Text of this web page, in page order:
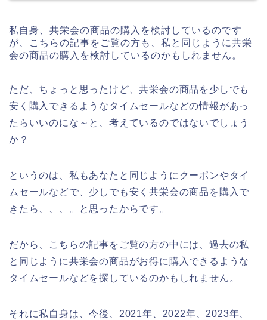
私自身、共栄会の商品の購入を検討しているのです
が、こちらの記事をご覧の方も、私と同じように共栄
会の商品の購入を検討しているのかもしれません。
ただ、ちょっと思ったけど、共栄会の商品を少しでも
安く購入できるようなタイムセールなどの情報があっ
たらいいのにな～と、考えているのではないでしょう
か？
というのは、私もあなたと同じようにクーポンやタイ
ムセールなどで、少しでも安く共栄会の商品を購入で
きたら、、、。と思ったからです。
だから、こちらの記事をご覧の方の中には、過去の私
と同じように共栄会の商品がお得に購入できるような
タイムセールなどを探しているのかもしれません。
それに私自身は、今後、2021年、2022年、2023年、